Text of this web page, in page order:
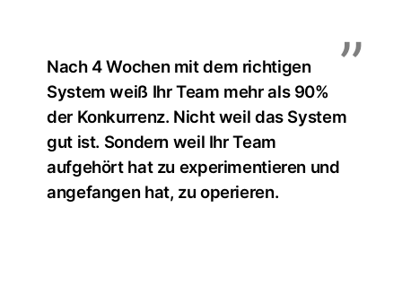
Nach 4 Wochen mit dem richtigen
System weiß Ihr Team mehr als 90%
der Konkurrenz. Nicht weil das System
gut ist. Sondern weil Ihr Team
aufgehört hat zu experimentieren und
angefangen hat, zu operieren.